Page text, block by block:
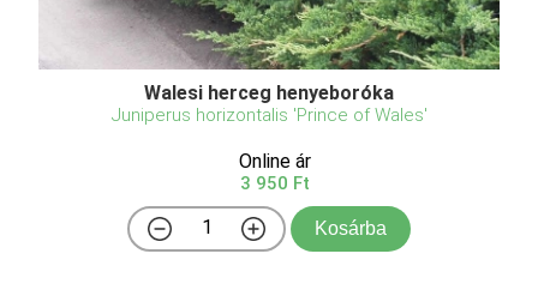
Walesi herceg henyeboróka
Juniperus horizontalis 'Prince of Wales'
Online ár
3 950 Ft
Kosárba